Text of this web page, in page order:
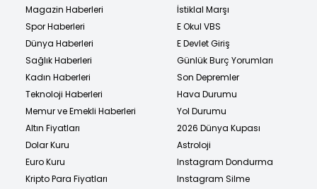
Magazin Haberleri
Spor Haberleri
Dünya Haberleri
Sağlık Haberleri
Kadın Haberleri
Teknoloji Haberleri
Memur ve Emekli Haberleri
Altın Fiyatları
Dolar Kuru
Euro Kuru
Kripto Para Fiyatları
İstiklal Marşı
E Okul VBS
E Devlet Giriş
Günlük Burç Yorumları
Son Depremler
Hava Durumu
Yol Durumu
2026 Dünya Kupası
Astroloji
Instagram Dondurma
Instagram Silme